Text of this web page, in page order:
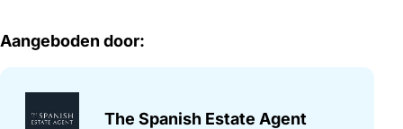
Aangeboden door:
The Spanish Estate Agent